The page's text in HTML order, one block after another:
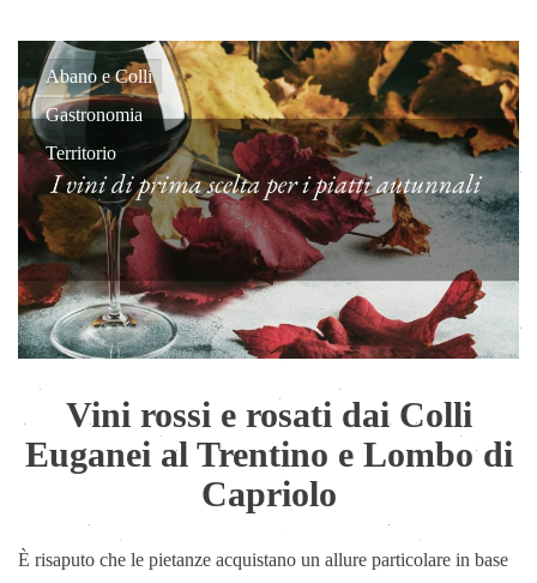
Abano e Colli
Gastronomia
Territorio
Vini rossi e rosati dai Colli
Euganei al Trentino e Lombo di
Capriolo
È risaputo che le pietanze acquistano un allure particolare in base